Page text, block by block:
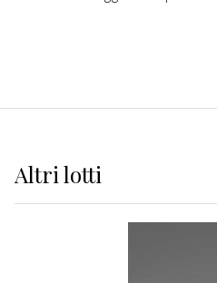
Altrilotti